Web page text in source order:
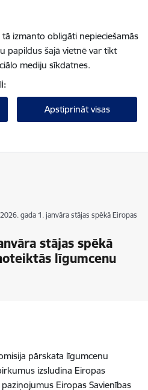
izmanto obligāti nepieciešamās
papildus šajā vietnē var tikt
mediju sīkdatnes.
Apstiprināt visas
gada 1. janvāra stājas spēkā Eiropas
stājas spēkā
līgumcenu
pārskata līgumcenu
izsludina Eiropas
Eiropas Savienības